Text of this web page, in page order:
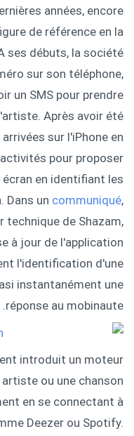
années, encore
de référence en la
ses débuts, la société
sur son téléphone,
un SMS pour prendre
Après avoir été
sur l'iPhone en
pour proposer
écran en identifiant les
Dans un communiqué,
technique de Shazam,
à jour de l'application
l'identification d'une
instantanément une
réponse au mobinaute.
introduit un moteur
ou une chanson
en se connectant à
Deezer ou Spotify.